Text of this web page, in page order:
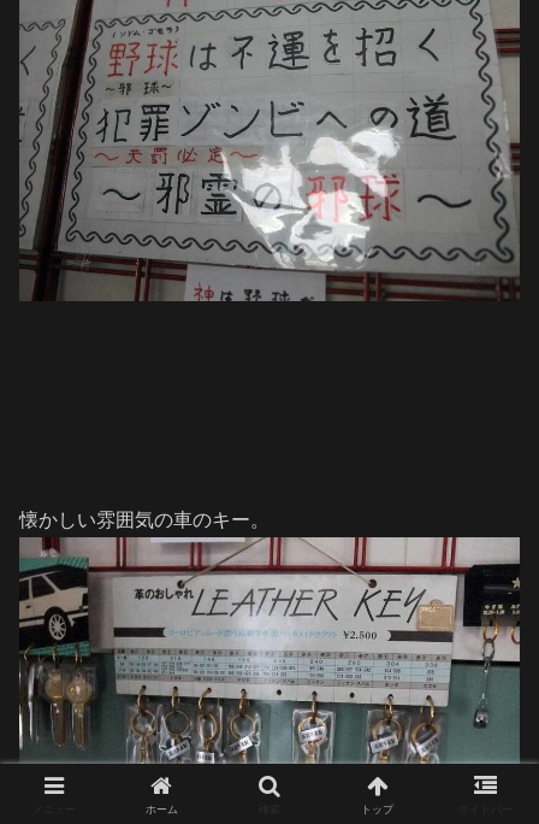
懐かしい雰囲気の車のキー。
ホーム トップ